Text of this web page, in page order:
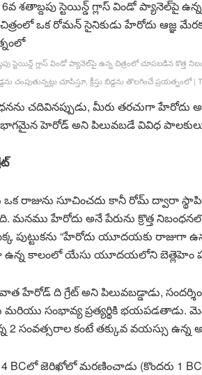
స్టెయిన్డ్ గ్లాస్ విండో ప్యానెల్‌పై ఉన్న చిత్రంలో చూపబడిన
చంపుతున్నట్లు చూపిస్తూ, క్రీస్తు బిడ్డను తొలగించే ప్రయత్నంలో|
చదివినప్పుడు, మీరు తరచుగా
భాగమైన హెరోడ్ అని పిలువబడే వివిధ
రాజును సూచించదు కానీ రోమ్ ద్వారా
మనము హేరోదు అనే పేరును క్రొత్త
పుట్టుకను “హేరోదు యూదయకు రాజుగా
ఉన్న కాలంలో యేసు యూదయలోని బెత్లెహెం
హేరోడ్ ది గ్రేట్ అని పిలువబడ్డాడు,
మరియు సంభావ్య ప్రత్యర్థికి
2 సంవత్సరాల కంటే తక్కువ వయస్సు
BCలో జెరిఖోలో మరణించాడు (కొందరు 1